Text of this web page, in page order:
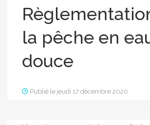
la pêche en
douce
Publié le jeudi 17 décembre 2020